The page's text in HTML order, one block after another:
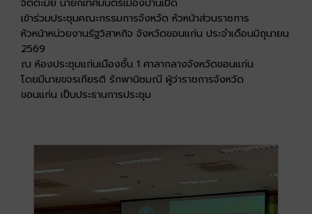
เข้าร่วมประชุมคณะกรรมการจังหวัด หัวหน้าส่วนราชการ
หัวหน้าหน่วยงานรัฐวิสาหกิจ จังหวัดขอนแก่น ประจำเดือนมิถุนายน
2569
ณ ห้องประชุมแก่นเมืองชั้น 1 ศาลากลางจังหวัดขอนแก่น
โดยมีนายขจรเกียรติ รักพานิชมณี ผู้ว่าราชการจังหวัด
ขอนแก่น เป็นประธานการประชุม